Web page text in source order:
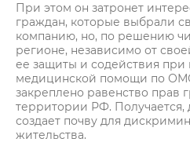
При этом он затронет
граждан, которые выбрали
компанию, но, по решению
регионе, независимо от
ее защиты и содействия при
медицинской помощи по
закреплено равенство прав
территории РФ. Получается,
создает почву для
жительства.